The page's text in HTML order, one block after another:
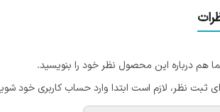
اجرا می باشد.
مو چیست؟
حالت دهنده ها آسیب می بیند. رنگ موهای ئاوایی حاوی
هم درباره این محصول نظر خود را بنویسید.
ثبت نظر، لازم است ابتدا وارد حساب کاربری خود